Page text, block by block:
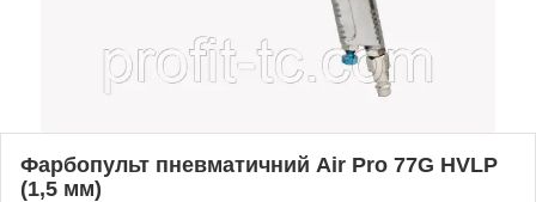
Фарбопульт пневматичний Air Pro 77G HVLP
(1,5 мм)